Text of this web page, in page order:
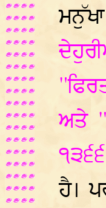
ਅਤੇ
ਹੈ।